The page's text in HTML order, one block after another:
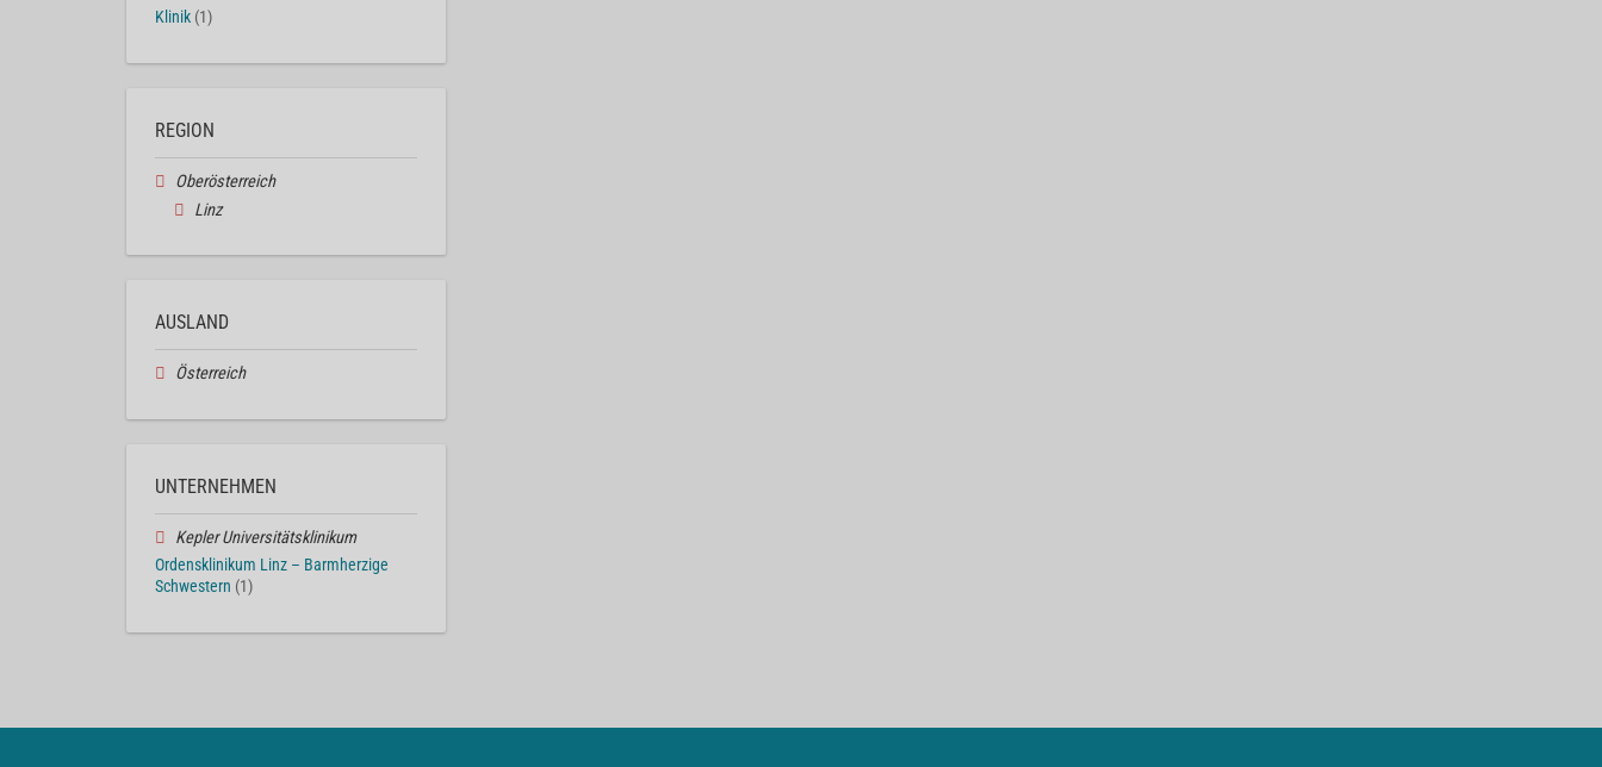
Klinik (1)
REGION
Oberösterreich
Linz
AUSLAND
Österreich
UNTERNEHMEN
Kepler Universitätsklinikum
Ordensklinikum Linz – Barmherzige
Schwestern (1)